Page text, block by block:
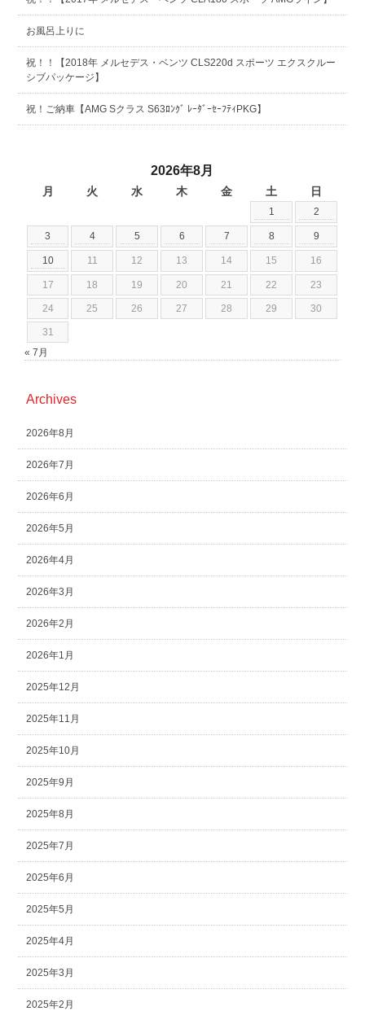
お風呂上りに
祝！！【2018年 メルセデス・ベンツ CLS220d スポーツ エクスクルー
シブパッケージ】
祝！ご納車【AMG Sクラス S63ﾛﾝｸﾞ ﾚｰﾀﾞｰｾｰﾌﾃｨPKG】
2026年8月
月 火 水 木 金 土 日
1 2
3 4 5 6 7 8 9
10 11 12 13 14 15 16
17 18 19 20 21 22 23
24 25 26 27 28 29 30
31
« 7月
Archives
2026年8月
2026年7月
2026年6月
2026年5月
2026年4月
2026年3月
2026年2月
2026年1月
2025年12月
2025年11月
2025年10月
2025年9月
2025年8月
2025年7月
2025年6月
2025年5月
2025年4月
2025年3月
2025年2月